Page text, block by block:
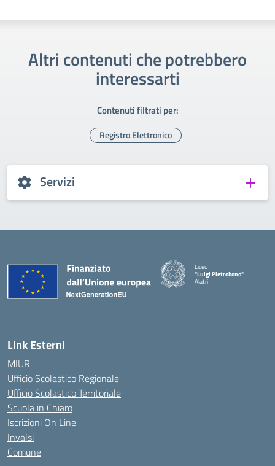
Altri contenuti che potrebbero
interessarti
Contenuti filtrati per:
Registro Elettronico
Servizi
Liceo
"Luigi Pietrobono"
Alatri
Link Esterni
MIUR
Ufficio Scolastico Regionale
Ufficio Scolastico Territoriale
Scuola in Chiaro
Iscrizioni On Line
Invalsi
Comune